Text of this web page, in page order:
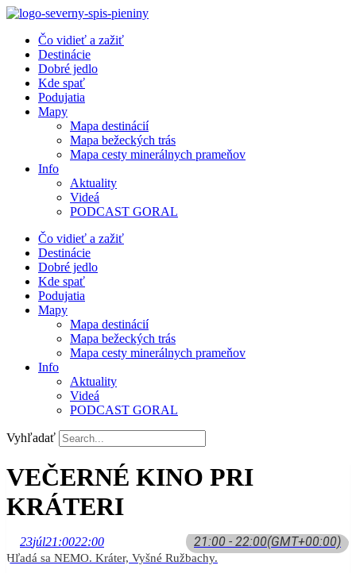
Preskočiť
obsah
Čo vidieť a zažiť
Destinácie
Dobré jedlo
Kde spať
Podujatia
Mapy
Mapa destinácií
Mapa bežeckých trás
Mapa cesty minerálnych prameňov
Info
Aktuality
Videá
PODCAST GORAL
Čo vidieť a zažiť
Destinácie
Dobré jedlo
Kde spať
Podujatia
Mapy
Mapa destinácií
Mapa bežeckých trás
Mapa cesty minerálnych prameňov
Info
Aktuality
Videá
PODCAST GORAL
Vyhľadať
VEČERNÉ KINO PRI
KRÁTERI
23júl21:0022:00 21:00 - 22:00(GMT+00:00)
Hľadá sa NEMO. Kráter, Vyšné Ružbachy.